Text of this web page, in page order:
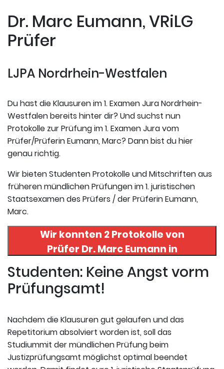
Dr. Marc Eumann, VRiLG
Prüfer
LJPA Nordrhein-Westfalen
Du hast die Klausuren im 1. Examen Jura Nordrhein-
Westfalen bereits hinter dir? Und suchst nun
Protokolle zur Prüfung im 1. Examen Jura vom
Prüfer/Prüferin Eumann, Marc? Dann bist du hier
genau richtig.
Wir bieten Studenten Protokolle und Mitschriften aus
früheren mündlichen Prüfungen im 1. juristischen
Staatsexamen des Prüfers / der Prüferin Eumann,
Marc.
Wir konnten 2 Protokolle von
Prüfer Dr. Marc Eumann in
uneserer Datenbank finden. Hier
registrieren und die Protokolle
abrufen.
Studenten: Keine Angst vorm
Prüfungsamt!
Nachdem die Klausuren gut gelaufen und das
Repetitorium absolviert worden ist, soll das
Studiummit der mündlichen Prüfung beim
Justizprüfungsamt möglichst optimal beendet